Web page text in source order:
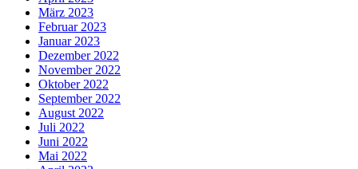
März 2023
Februar 2023
Januar 2023
Dezember 2022
November 2022
Oktober 2022
September 2022
August 2022
Juli 2022
Juni 2022
Mai 2022